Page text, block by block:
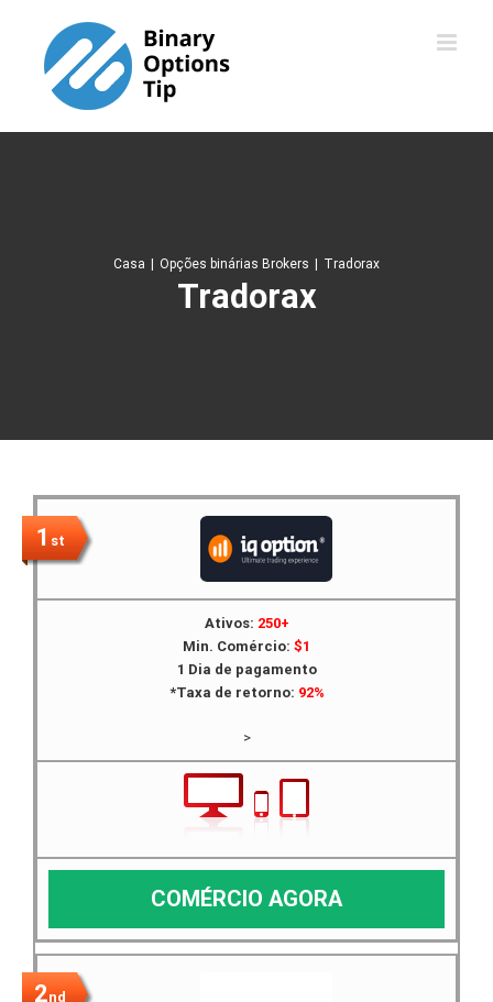
content
Casa Opções binárias Brokers Tradorax
Tradorax
1st
Ativos: 250+
Min. Comércio: $1
1 Dia de pagamento
*Taxa de retorno: 92%
>
COMÉRCIO AGORA
2nd